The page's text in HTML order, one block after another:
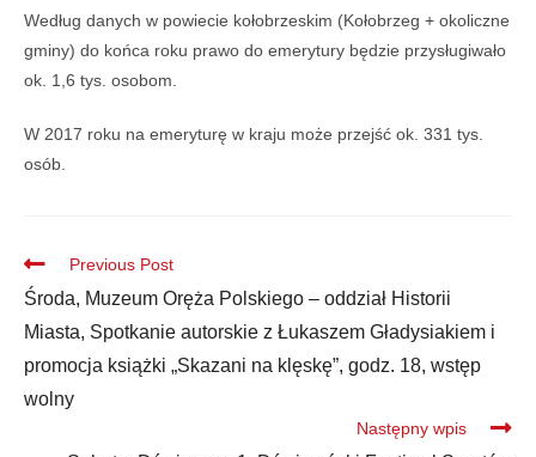
Według danych w powiecie kołobrzeskim (Kołobrzeg + okoliczne
gminy) do końca roku prawo do emerytury będzie przysługiwało
ok. 1,6 tys. osobom.
W 2017 roku na emeryturę w kraju może przejść ok. 331 tys.
osób.
Previous Post
Środa, Muzeum Oręża Polskiego – oddział Historii
Miasta, Spotkanie autorskie z Łukaszem Gładysiakiem i
promocja książki „Skazani na klęskę”, godz. 18, wstęp
wolny
Następny wpis